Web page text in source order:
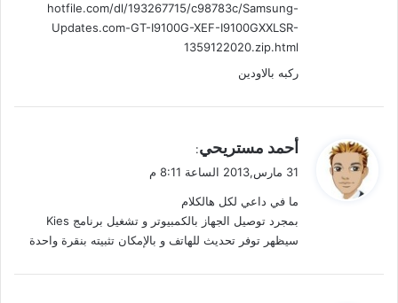
hotfile.com/dl/193267715/c98783c/Samsung-
Updates.com-GT-I9100G-XEF-I9100GXXLSR-
1359122020.zip.html
ركبه بالاودين
ي
ق
ل
أحمد مستريحي:
31 مارس,2013 الساعة 8:11 م
ما في داعي لكل هالكلام
بمجرد توصيل الجهاز بالكمبيوتر و تشغيل برنامج Kies
سيظهر توفر تحديث للهاتف و بالإمكان تثبيته بنقرة واحدة